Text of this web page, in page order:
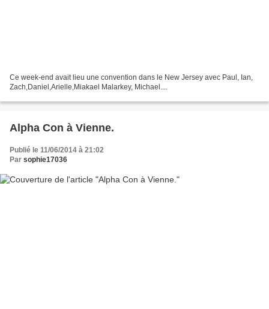
Ce week-end avait lieu une convention dans le New Jersey avec Paul, Ian,
Zach,Daniel,Arielle,Miakael Malarkey, Michael....
Alpha Con à Vienne.
Publié le 11/06/2014 à 21:02
Par sophie17036